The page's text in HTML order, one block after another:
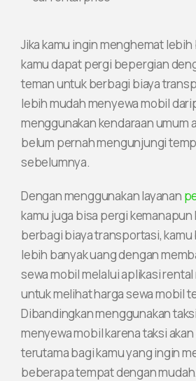
Jika kamu ingin menghemat lebih
kamu dapat pergi bepergian
teman untuk berbagi biaya
lebih mudah menyewa mobil
menggunakan kendaraan umum
belum pernah mengunjungi
sebelumnya.
Dengan menggunakan layanan
kamu juga bisa pergi kemanapun
berbagi biaya transportasi,
lebih banyak uang dengan
sewa mobil melalui aplikasi
untuk melihat harga sewa mobil
Dibandingkan menggunakan
menyewa mobil karena taksi
terutama bagi kamu yang ingin
beberapa tempat dengan mudah.